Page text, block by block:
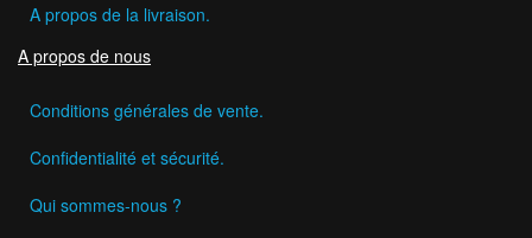
A propos de la livraison.
A propos de nous
Conditions générales de vente.
Confidentialité et sécurité.
Qui sommes-nous ?